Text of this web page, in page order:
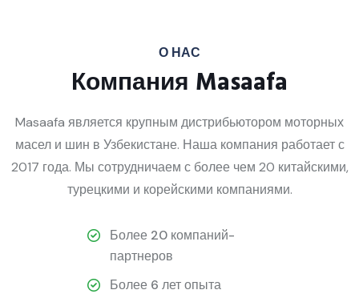
О НАС
Компания Masaafa
Masaafa является крупным дистрибьютором моторных
масел и шин в Узбекистане. Наша компания работает с
2017 года. Мы сотрудничаем с более чем 20 китайскими,
турецкими и корейскими компаниями.
Более 20 компаний-
партнеров
Более 6 лет опыта